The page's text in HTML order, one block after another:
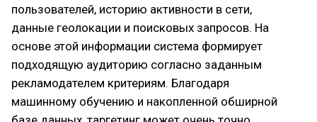
пользователей, историю активности в сети,
данные геолокации и поисковых запросов. На
основе этой информации система формирует
подходящую аудиторию согласно заданным
рекламодателем критериям. Благодаря
машинному обучению и накопленной обширной